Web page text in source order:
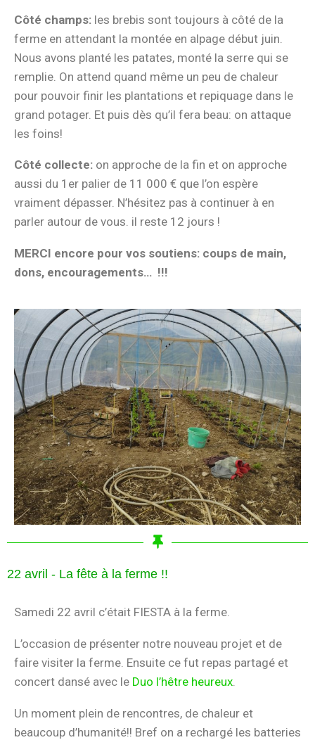
Côté champs: les brebis sont toujours à côté de la
ferme en attendant la montée en alpage début juin.
Nous avons planté les patates, monté la serre qui se
remplie. On attend quand même un peu de chaleur
pour pouvoir finir les plantations et repiquage dans le
grand potager. Et puis dès qu’il fera beau: on attaque
les foins!
Côté collecte: on approche de la fin et on approche
aussi du 1er palier de 11 000 € que l’on espère
vraiment dépasser. N’hésitez pas à continuer à en
parler autour de vous. il reste 12 jours !
MERCI encore pour vos soutiens: coups de main,
dons, encouragements… !!!
22 avril - La fête à la ferme !!
Samedi 22 avril c’était FIESTA à la ferme.
L’occasion de présenter notre nouveau projet et de
faire visiter la ferme. Ensuite ce fut repas partagé et
concert dansé avec le Duo l’hêtre heureux.
Un moment plein de rencontres, de chaleur et
beaucoup d’humanité!! Bref on a rechargé les batteries